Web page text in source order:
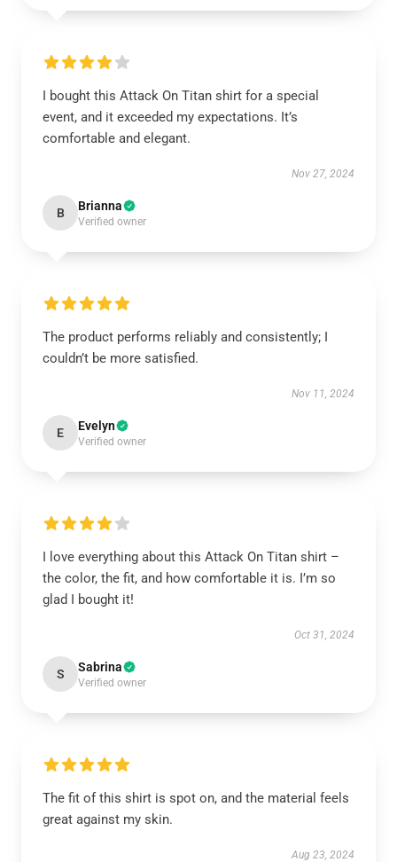
I bought this Attack On Titan shirt for a special
event, and it exceeded my expectations. It’s
comfortable and elegant.
Nov 27, 2024
B Brianna
Verified owner
The product performs reliably and consistently; I
couldn’t be more satisfied.
Nov 11, 2024
E Evelyn
Verified owner
I love everything about this Attack On Titan shirt –
the color, the fit, and how comfortable it is. I’m so
glad I bought it!
Oct 31, 2024
S Sabrina
Verified owner
The fit of this shirt is spot on, and the material feels
great against my skin.
Aug 23, 2024